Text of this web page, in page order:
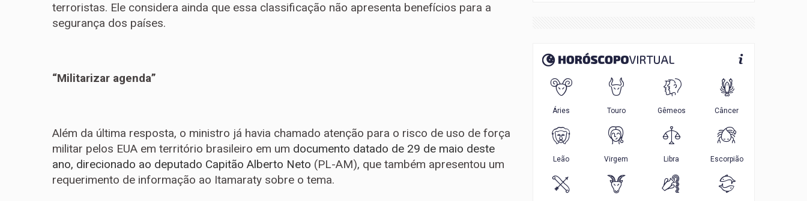
terroristas. Ele considera ainda que essa classificação não apresenta benefícios para a
segurança dos países.
“Militarizar agenda”
Além da última resposta, o ministro já havia chamado atenção para o risco de uso de força
militar pelos EUA em território brasileiro em um documento datado de 29 de maio deste
ano, direcionado ao deputado Capitão Alberto Neto (PL-AM), que também apresentou um
requerimento de informação ao Itamaraty sobre o tema.